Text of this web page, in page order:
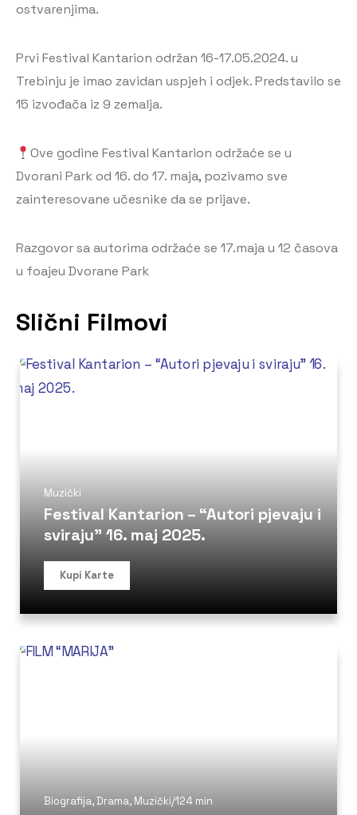
ostvarenjima.
Prvi Festival Kantarion održan 16-17.05.2024. u
Trebinju je imao zavidan uspjeh i odjek. Predstavilo se
15 izvođača iz 9 zemalja.
Ove godine Festival Kantarion održaće se u
Dvorani Park od 16. do 17. maja, pozivamo sve
zainteresovane učesnike da se prijave.
Razgovor sa autorima održaće se 17.maja u 12 časova
u foajeu Dvorane Park
Slični Filmovi
Muzički
Festival Kantarion – “Autori pjevaju i
sviraju” 16. maj 2025.
Kupi Karte
Biografija,Drama, Muzički/124 min